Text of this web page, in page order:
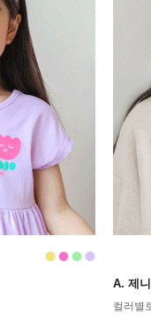
A. 제
컬러별